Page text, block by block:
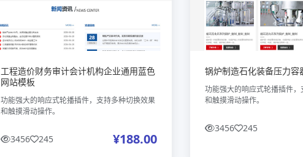
工程造价财务审计会计机构企业通用蓝色
网站模板
功能强大的响应式轮播插件，支持多种切换效果
和触摸滑动操作。
3456 245 ¥188.00
锅炉制造石化装备压力容
功能强大的响应式轮播插件
和触摸滑动操作。
3456 245